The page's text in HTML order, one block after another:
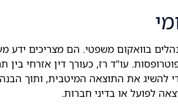
בוואקום משפטי. הם מצריכים ידע
עו"ד רז, כעורך דין אזרחי
להשיג את התוצאה המיטבית, ותוך הבנה
לפועל או בדיני חברות.